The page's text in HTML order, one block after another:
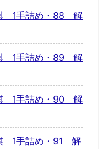
1手詰め・88 解
1手詰め・89 解
1手詰め・90 解
1手詰め・91 解